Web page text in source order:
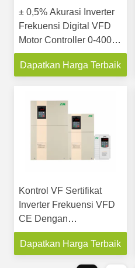
± 0,5% Akurasi Inverter
Frekuensi Digital VFD
Motor Controller 0-400hz
Untuk Peralatan Industri
Dapatkan Harga Terbaik
Kontrol VF Sertifikat
Inverter Frekuensi VFD
CE Dengan
Perlindungan Sirkuit
Pendek
Dapatkan Harga Terbaik